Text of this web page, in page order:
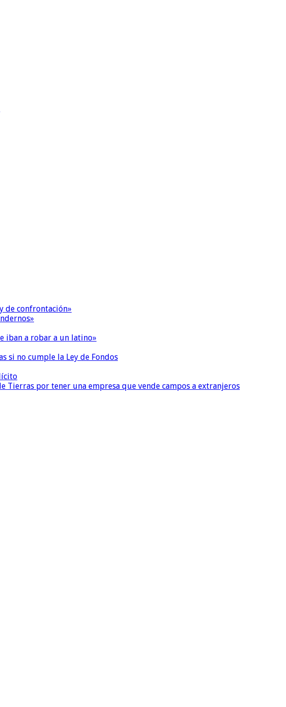
de confrontación»
iban a robar a un latino»
si no cumple la Ley de Fondos
Tierras por tener una empresa que vende campos a extranjeros